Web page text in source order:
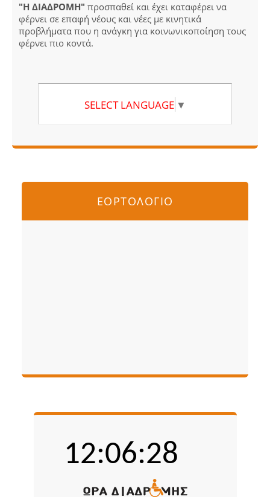
"Η ΔΙΑΔΡΟΜΗ" προσπαθεί και έχει καταφέρει να
φέρνει σε επαφή νέους και νέες με κινητικά
προβλήματα που η ανάγκη για κοινωνικοποίηση τους
φέρνει πιο κοντά.
SELECT LANGUAGE ▼
ΕΟΡΤΟΛΟΓΙΟ